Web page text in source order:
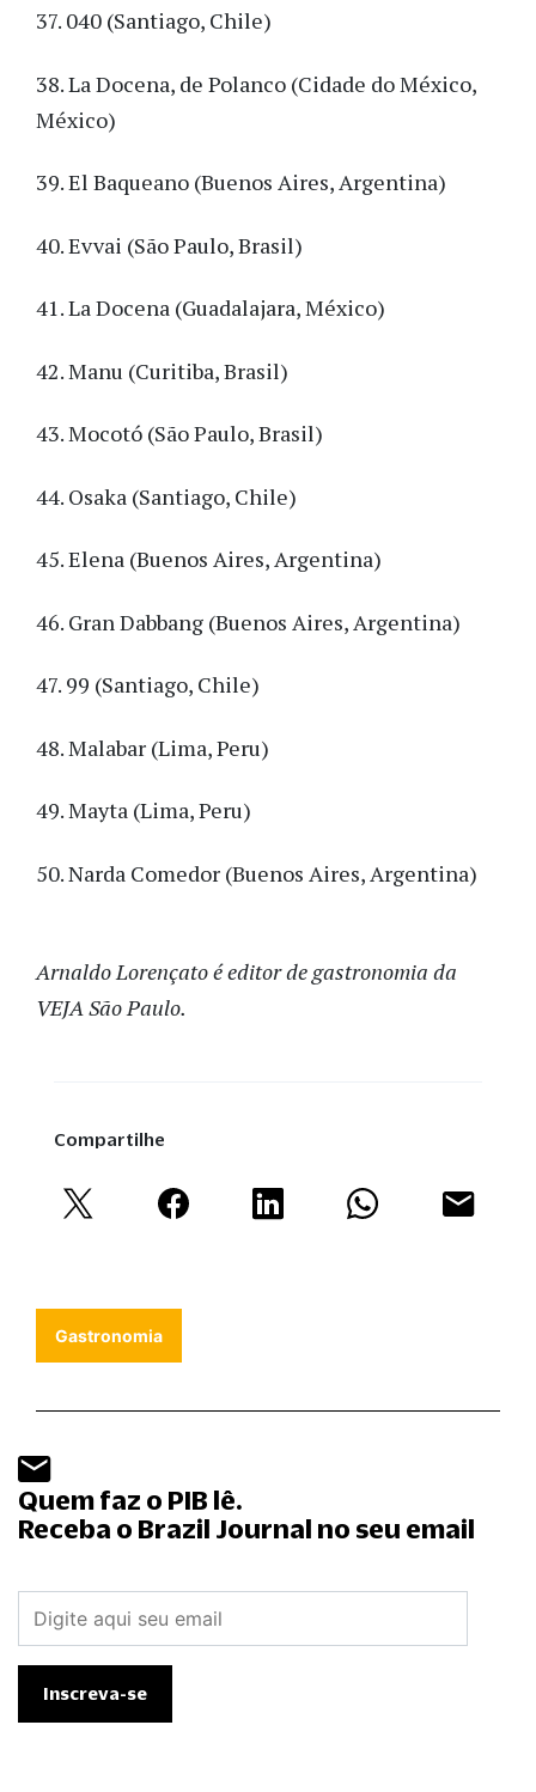
37. 040 (Santiago, Chile)
38. La Docena, de Polanco (Cidade do México,
México)
39. El Baqueano (Buenos Aires, Argentina)
40. Evvai (São Paulo, Brasil)
41. La Docena (Guadalajara, México)
42. Manu (Curitiba, Brasil)
43. Mocotó (São Paulo, Brasil)
44. Osaka (Santiago, Chile)
45. Elena (Buenos Aires, Argentina)
46. Gran Dabbang (Buenos Aires, Argentina)
47. 99 (Santiago, Chile)
48. Malabar (Lima, Peru)
49. Mayta (Lima, Peru)
50. Narda Comedor (Buenos Aires, Argentina)
Arnaldo Lorençato é editor de gastronomia da
VEJA São Paulo.
Compartilhe
Gastronomia
Quem faz o PIB lê.
Receba o Brazil Journal no seu email